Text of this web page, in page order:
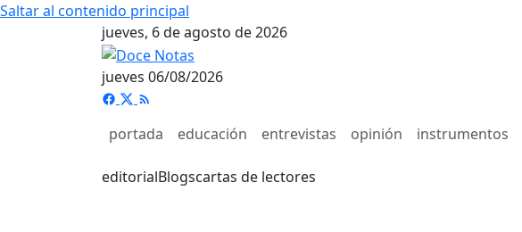
Saltar al contenido principal
jueves, 6 de agosto de 2026
jueves 06/08/2026
portada educación entrevistas opinión instrumentos
editorialBlogscartas de lectores